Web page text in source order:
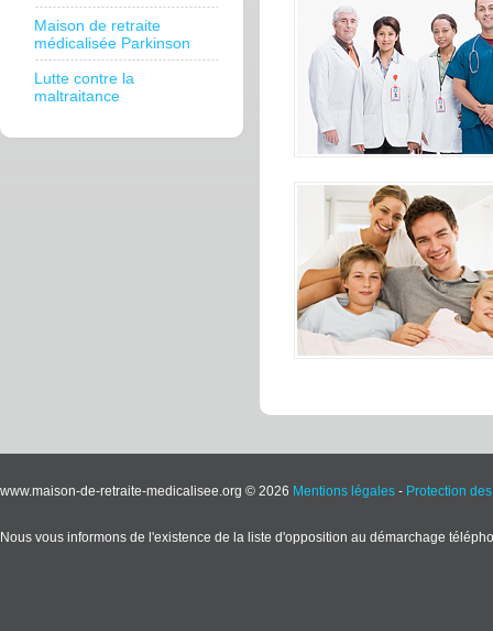
Maison de retraite
médicalisée Parkinson
Lutte contre la
maltraitance
www.maison-de-retraite-medicalisee.org © 2026 Mentions légales - Protection
Nous vous informons de l'existence de la liste d'opposition au démarchage